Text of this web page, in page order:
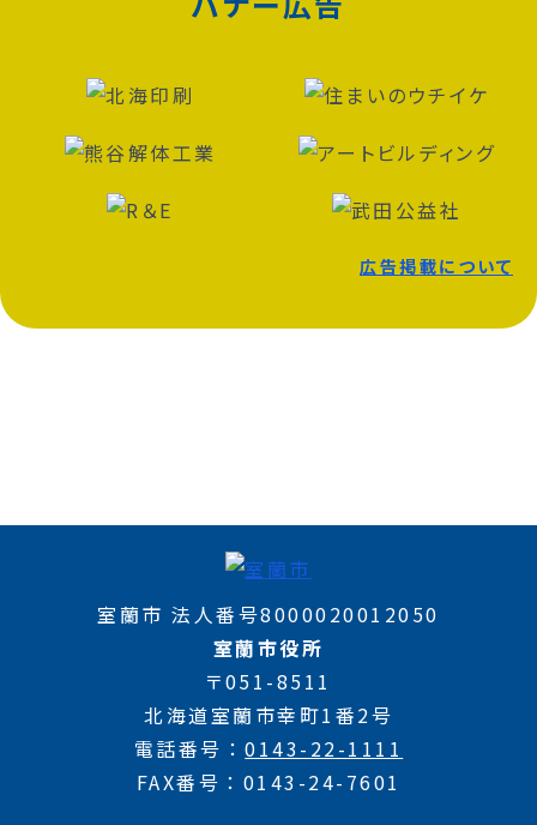
広告掲載について
室蘭市 法人番号8000020012050
室蘭市役所
〒051-8511
北海道室蘭市幸町1番2号
電話番号
0143-22-1111
FAX番号
0143-24-7601